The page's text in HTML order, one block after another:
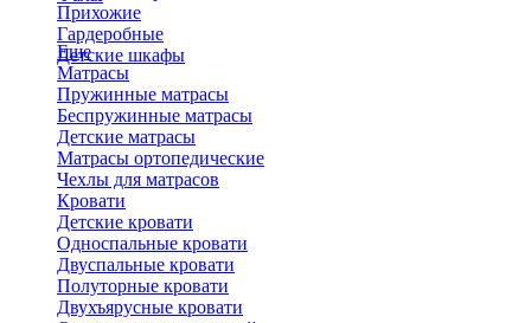
Прихожие
Гардеробные
Детские шкафы
Еще
Матрасы
Пружинные матрасы
Беспружинные матрасы
Детские матрасы
Матрасы ортопедические
Чехлы для матрасов
Кровати
Детские кровати
Односпальные кровати
Двуспальные кровати
Полуторные кровати
Двухъярусные кровати